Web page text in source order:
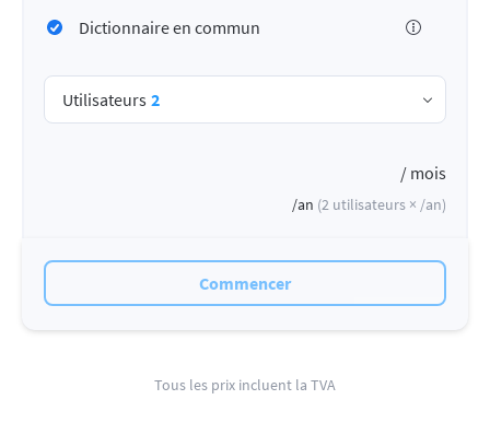
Dictionnaire en commun
Utilisateurs 2
/ mois
/an (2 utilisateurs × /an)
Commencer
Tous les prix incluent la TVA